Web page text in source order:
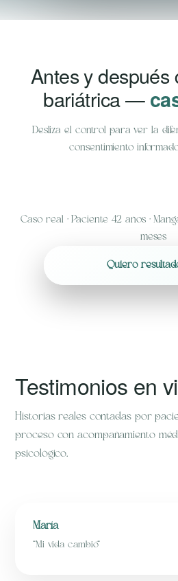
Antes y después
bariátrica —
Desliza el control para ver la
consentimiento
Caso real · Paciente 42 años ·
meses
Quiero
Testimonios en
Historias reales contadas por
proceso con acompañamiento
psicológico.
María
“Mi vida cambió”